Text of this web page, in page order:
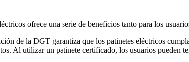
ofrece una serie de beneficios tanto para los
de la DGT garantiza que los patinetes eléctricos
Al utilizar un patinete certificado, los usuarios pueden